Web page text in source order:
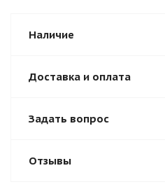
Наличие
Доставка и оплата
Задать вопрос
Отзывы